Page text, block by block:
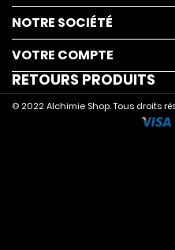
NOTRE SOCIÉTÉ
VOTRE COMPTE
RETOURS PRODUITS
© 2022 Alchimie